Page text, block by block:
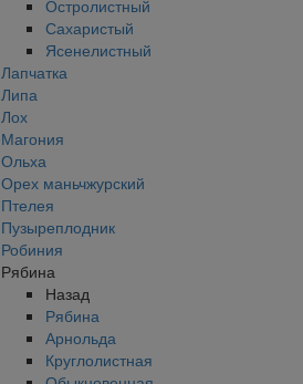
Остролистный
Сахаристый
Ясенелистный
Лапчатка
Липа
Лох
Магония
Ольха
Орех маньчжурский
Птелея
Пузыреплодник
Робиния
Рябина
Назад
Рябина
Арнольда
Круглолистная